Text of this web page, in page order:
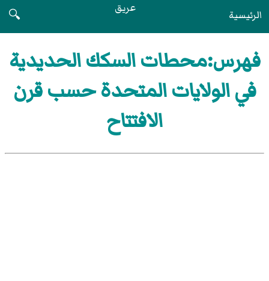
الرئيسية عريق
🔍
فهرس:محطات السكك الحديدية
في الولايات المتحدة حسب قرن
الافتتاح